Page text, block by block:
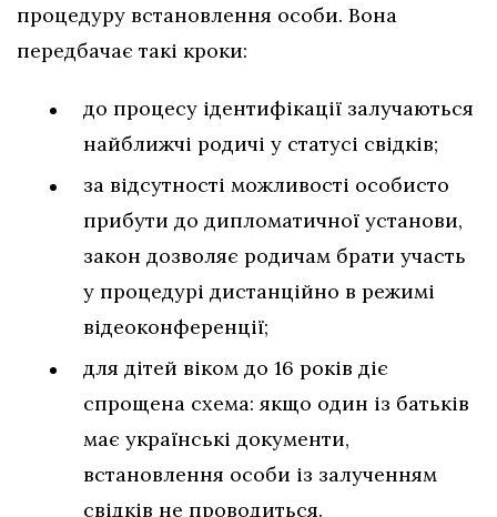
процедуру встановлення особи. Вона
передбачає такі кроки:
до процесу ідентифікації залучаються
найближчі родичі у статусі свідків;
за відсутності можливості особисто
прибути до дипломатичної установи,
закон дозволяє родичам брати участь
у процедурі дистанційно в режимі
відеоконференції;
для дітей віком до 16 років діє
спрощена схема: якщо один із батьків
має українські документи,
встановлення особи із залученням
свідків не проводиться.